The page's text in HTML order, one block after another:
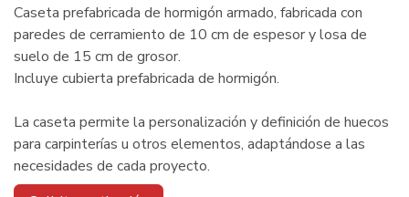
Caseta prefabricada de hormigón armado, fabricada con
paredes de cerramiento de 10 cm de espesor y losa de
suelo de 15 cm de grosor.
Incluye cubierta prefabricada de hormigón.
La caseta permite la personalización y definición de huecos
para carpinterías u otros elementos, adaptándose a las
necesidades de cada proyecto.